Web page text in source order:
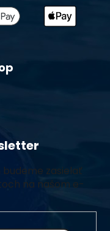
zasielať
na našom e-